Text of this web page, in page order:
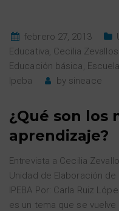
febrero 27, 2013
Educativa, Cecilia
Educación básica,
Ipeba
by sineace
¿Qué son los
aprendizaje?
Entrevista a Cecilia
Unidad de Elaboración
IPEBA Por: Carla Ruiz
es un tema que se